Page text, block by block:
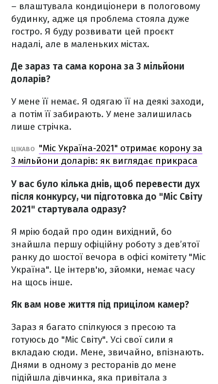
– влаштувала кондиціонери в пологовому
будинку, адже ця проблема стояла дуже
гостро. Я буду розвивати цей проєкт
надалі, але в маленьких містах.
Де зараз та сама корона за 3 мільйони
доларів?
У мене її немає. Я одягаю її на деякі заходи,
а потім її забирають. У мене залишилась
лише стрічка.
ЦІКАВО
"Міс Україна-2021" отримає корону за
3 мільйони доларів: як виглядає прикраса
У вас було кілька днів, щоб перевести дух
після конкурсу, чи підготовка до "Міс Світу
2021" стартувала одразу?
Я мрію бодай про один вихідний, бо
знайшла першу офіційну роботу з дев’ятої
ранку до шостої вечора в офісі комітету "Міс
Україна". Це інтерв'ю, зйомки, немає часу
на щось інше.
Як вам нове життя під прицілом камер?
Зараз я багато спілкуюся з пресою та
готуюсь до "Міс Світу". Усі свої сили я
вкладаю сюди. Мене, звичайно, впізнають.
Днями в одному з ресторанів до мене
підійшла дівчинка, яка привітала з